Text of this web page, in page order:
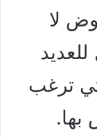
لا
للعديد
ترغب
بها.